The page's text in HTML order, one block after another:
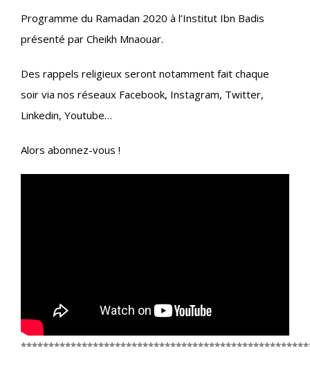
Programme du Ramadan 2020 à l’Institut Ibn Badis
présenté par Cheikh Mnaouar.
Des rappels religieux seront notamment fait chaque
soir via nos réseaux Facebook, Instagram, Twitter,
Linkedin, Youtube…
Alors abonnez-vous !